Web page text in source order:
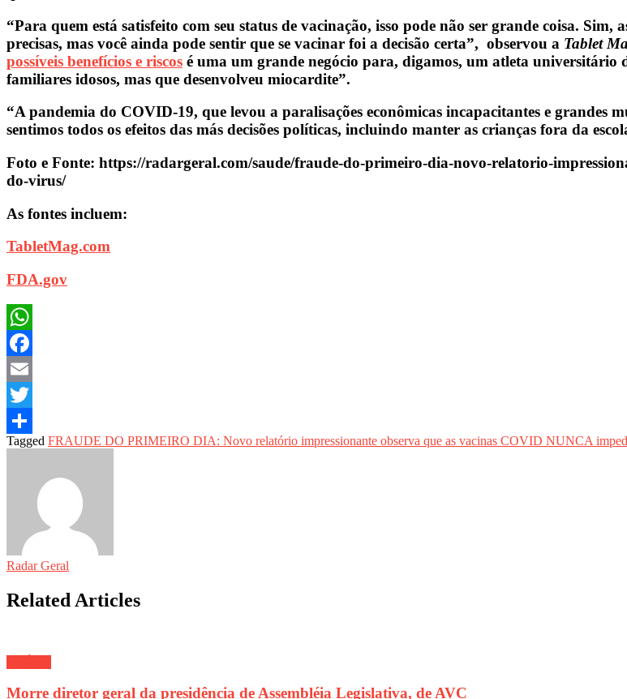
“Para quem está satisfeito com seu status de vacinação, isso pode não ser grande coisa.
precisas, mas você ainda pode sentir que se vacinar foi a decisão certa”, observou a Tablet
possíveis benefícios e riscos é uma um grande negócio para, digamos, um atleta universitário
familiares idosos, mas que desenvolveu miocardite”.
“A pandemia do COVID-19, que levou a paralisações econômicas incapacitantes e
sentimos todos os efeitos das más decisões políticas, incluindo manter as crianças fora da
Foto e Fonte: https://radargeral.com/saude/fraude-do-primeiro-dia-novo-relatorio-
do-virus/
As fontes incluem:
TabletMag.com
FDA.gov
WhatsApp
Facebook
Email
Twitter
Share
Tagged FRAUDE DO PRIMEIRO DIA: Novo relatório impressionante observa que as vacinas COVID NUNCA
Radar Geral
Related Articles
Morre diretor geral da presidência de Assembléia Legislativa, de AVC